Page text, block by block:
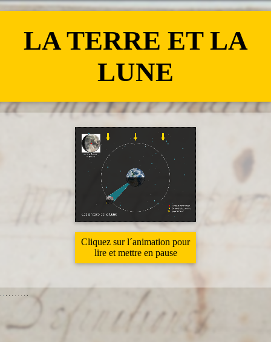
LA TERRE ET LA
LUNE
Cliquez sur l´animation pour
lire et mettre en pause